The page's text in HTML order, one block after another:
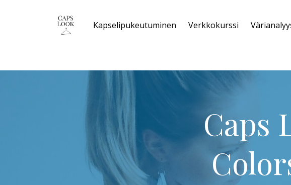
Kapselipukeutuminen Verkkokurssi
Caps